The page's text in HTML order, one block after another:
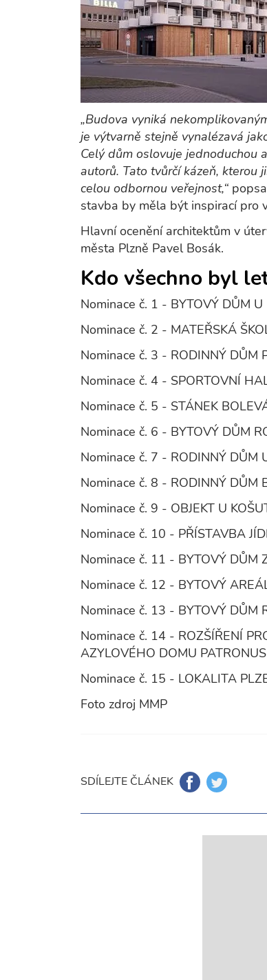
„Budova vyniká
je výtvarně stejně vynalézavá
Celý dům oslovuje jednoduchou
autorů. Tato tvůrčí kázeň, kterou
celou odbornou veřejnost,“
stavba by měla být inspirací pro
Hlavní ocenění architektům v
města Plzně Pavel Bosák.
Kdo všechno byl
Nominace č. 1 - BYTOVÝ DŮM U
Nominace č. 2 - MATEŘSKÁ
Nominace č. 3 - RODINNÝ DŮM
Nominace č. 4 - SPORTOVNÍ
Nominace č. 5 - STÁNEK
Nominace č. 6 - BYTOVÝ DŮM
Nominace č. 7 - RODINNÝ DŮM
Nominace č. 8 - RODINNÝ DŮM
Nominace č. 9 - OBJEKT U
Nominace č. 10 - PŘÍSTAVBA
Nominace č. 11 - BYTOVÝ DŮM
Nominace č. 12 - BYTOVÝ
Nominace č. 13 - BYTOVÝ DŮM
Nominace č. 14 - ROZŠÍŘENÍ
AZYLOVÉHO DOMU PATRONUS
Nominace č. 15 - LOKALITA
Foto zdroj MMP
SDÍLEJTE ČLÁNEK